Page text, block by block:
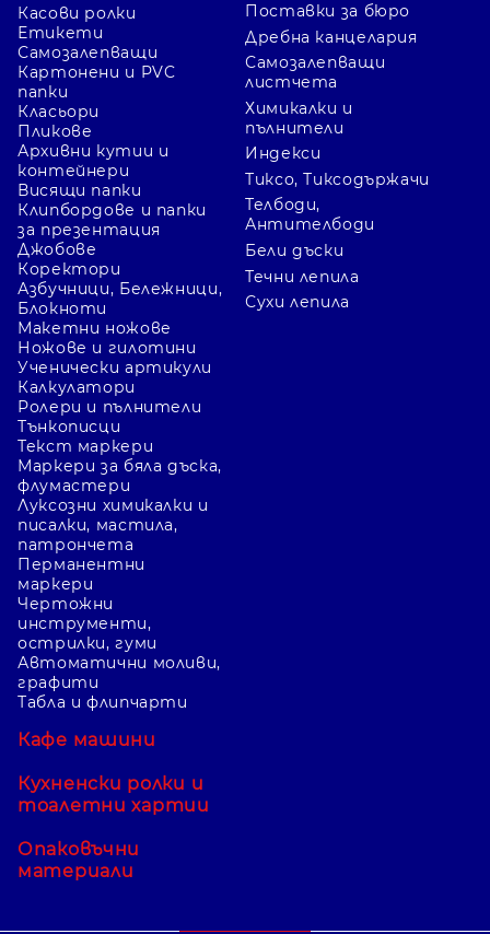
Касови ролки
Етикети
Самозалепващи
Картонени и PVC
папки
Класьори
Пликове
Архивни кутии и
контейнери
Висящи папки
Клипбордове и папки
за презентация
Джобове
Коректори
Азбучници, Бележници,
Блокноти
Поставки за бюро
Дребна канцелария
Самозалепващи
листчета
Химикалки и
пълнители
Индекси
Тиксо, Тиксодържачи
Телбоди,
Антителбоди
Бели дъски
Течни лепила
Сухи лепила
Макетни ножове
Ножове и гилотини
Ученически артикули
Калкулатори
Ролери и пълнители
Тънкописци
Текст маркери
Маркери за бяла дъска,
флумастери
Луксозни химикалки и
писалки, мастила,
патрончета
Перманентни
маркери
Чертожни
инструменти,
острилки, гуми
Автоматични моливи,
графити
Табла и флипчарти
Кафе машини
Кухненски ролки и
тоалетни хартии
Опаковъчни
материали